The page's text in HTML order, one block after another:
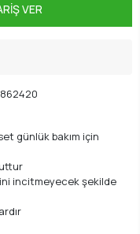
VER
günlük bakım için
incitmeyecek şekilde